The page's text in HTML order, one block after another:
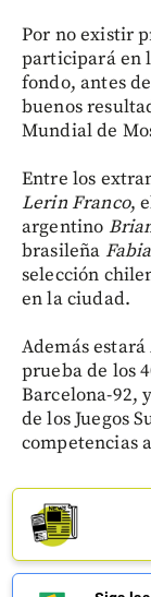
Por no existir
participará en
fondo, antes
buenos
Mundial de
Entre los
Lerin Franco,
argentino
brasileña
selección
en la ciudad.
Además estará
prueba de los
Barcelona-92,
de los Juegos
competencias